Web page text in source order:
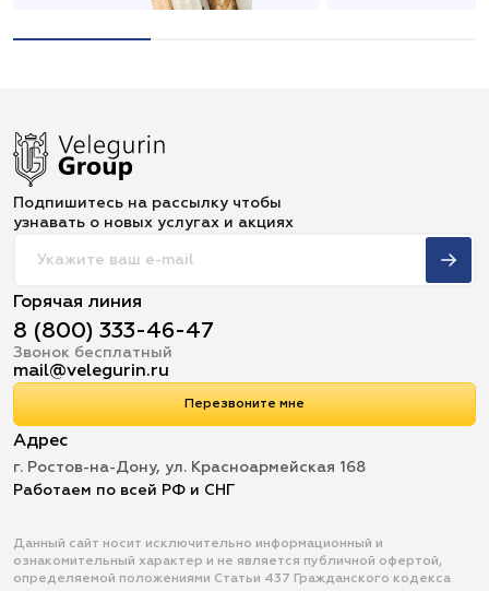
Подпишитесь на рассылку чтобы
узнавать о новых услугах и акциях
Горячая линия
8 (800) 333-46-47
Звонок бесплатный
mail@velegurin.ru
Перезвоните мне
Адрес
г. Ростов-на-Дону, ул. Красноармейская 168
Работаем по всей РФ и СНГ
Данный сайт носит исключительно информационный и
ознакомительный характер и не является публичной офертой,
определяемой положениями Статьи 437 Гражданского кодекса